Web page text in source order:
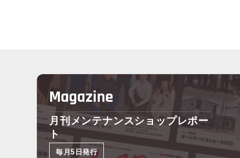
Magazine
月刊メンテナンスショップレポー
ト
毎月5日発行